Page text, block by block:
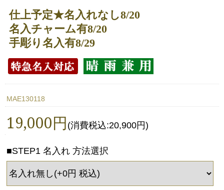
仕上予定★名入れなし8/20
名入チャーム有8/20
手彫り名入有8/29
MAE130118
19,000円 (消費税込:20,900円)
■STEP1 名入れ 方法選択